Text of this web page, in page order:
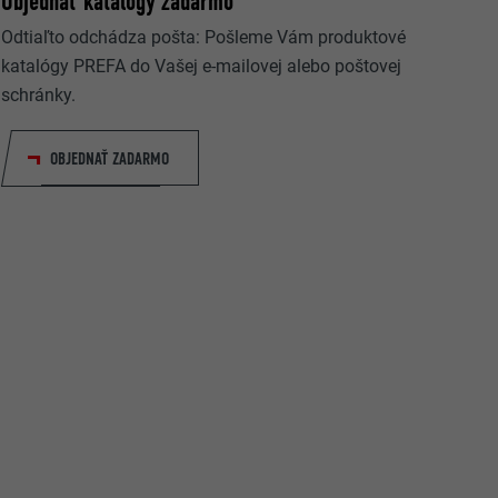
Odtiaľto odchádza pošta: Pošleme Vám produktové
katalógy PREFA do Vašej e-mailovej alebo poštovej
schránky.
OBJEDNAŤ ZADARMO